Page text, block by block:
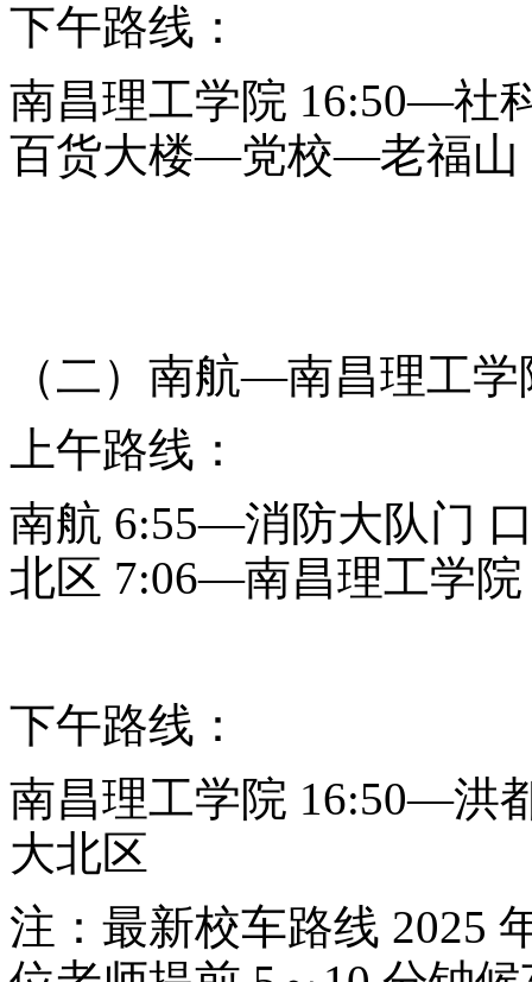
下午路线：
南昌理工学院 16:50—社
百货大楼—党校—老福山
（二）南航—南昌理工学
上午路线：
南航 6:55—消防大队门
北区 7:06—南昌理工学院
下午路线：
南昌理工学院 16:50—洪
大北区
注：最新校车路线 2025